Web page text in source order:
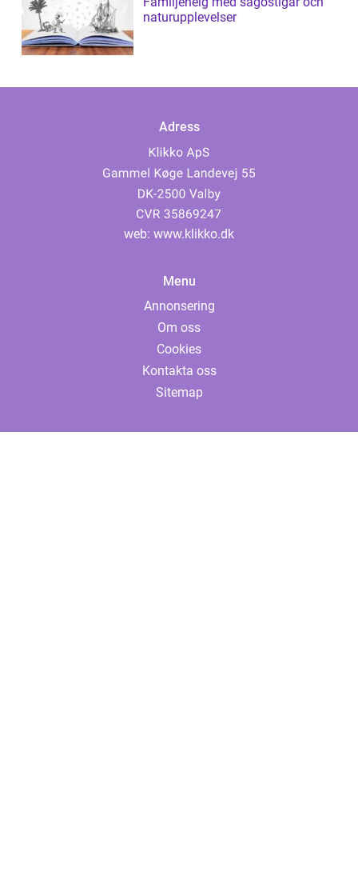
naturupplevelser
Adress
web: www.klikko.dk
Menu
Annonsering
Om oss
Cookies
Kontakta oss
Sitemap